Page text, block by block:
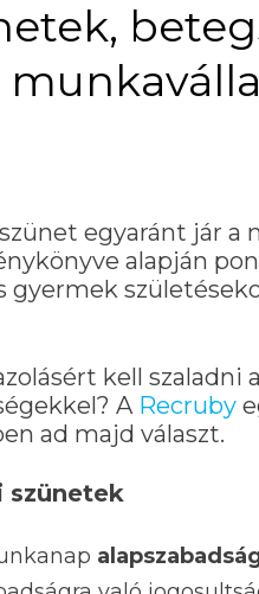
egyaránt jár a
alapján
kell szaladni
A Recruby
ad majd választ.
szünetek